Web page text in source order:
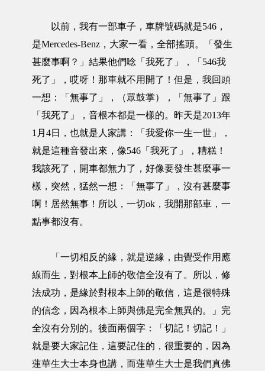
以前，我有一部車子，車牌號碼就是546，
是Mercedes-Benz，大家一看，全部搖頭。「發生
甚麼事啊？」結果他們唸「我死了」，「546我
死了」，哎呀！那車就不用開了！但是，我回頭
一想：「無事了」，（眾鼓掌），「無事了」跟
「我死了」，音根本都是一樣的。昨天是2013年
1月4日，也就是人家講：「我愛你一生一世」，
就是這種音發出來，像546「我死了」，糟糕！
我該死了，開車都無力了，好像要發生甚麼事一
樣，突然，猛然一想：「無事了」，沒有甚麼事
啊！居然無事！所以，一切ok，我開那部車，一
點事都沒有。
「一切相反的緣，就是逆緣，由覺受作用應
線而生，對根本上師的敬信全沒有了。所以，修
法成功，是緣於對根本上師的敬信，這是很特殊
的信念，因為根本上師與佛是完全無異的。」完
全沒有分別的。後面兩個字：「切記！切記！」
就是要大家記住，這要記住的，很重要的，因為
蓮華生大士本身也講，而蓮華生大士是我們真佛